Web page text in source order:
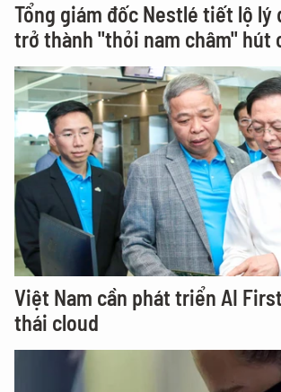
Tổng giám đốc Nestlé tiết lộ lý
trở thành "thỏi nam châm" hút
Việt Nam cần phát triển AI
thái cloud